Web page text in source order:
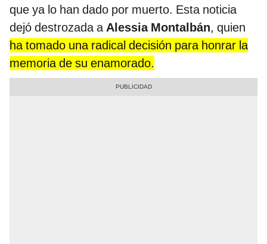
que ya lo han dado por muerto. Esta noticia
dejó destrozada aAlessia Montalbán, quien
ha tomado una radical decisión para honrar la
memoria de su enamorado.